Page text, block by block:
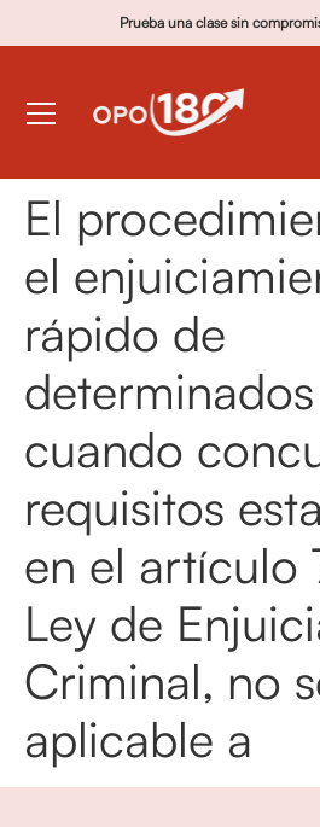
Prueba una clase sin
El
el
rápido de
cuando
requisitos
en el artículo
Ley de
Criminal, no
aplicable a